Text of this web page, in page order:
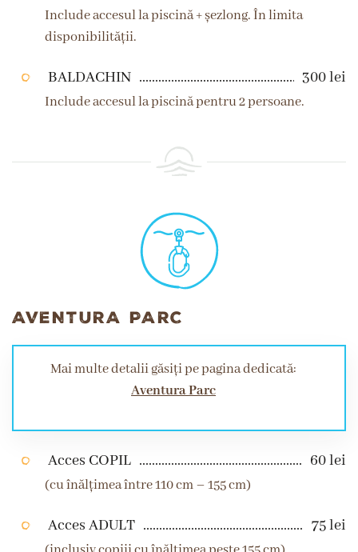
Include accesul la piscină + șezlong. În limita
disponibilității.
BALDACHIN 300 lei
Include accesul la piscină pentru 2 persoane.
AVENTURA PARC
Mai multe detalii găsiți pe pagina dedicată:
Aventura Parc
Acces COPIL 60 lei
(cu înălțimea între 110 cm – 155 cm)
Acces ADULT 75 lei